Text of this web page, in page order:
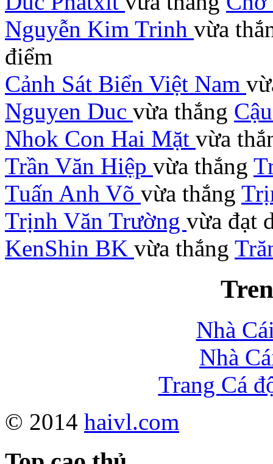
Nguyễn Kim Trinh vừa
điểm
Cảnh Sát Biển Việt Nam
Nguyen Duc vừa thắng
Nhok Con Hai Mặt vừa
Trần Văn Hiệp vừa thắng
Tuấn Anh Võ vừa thắng
Trịnh Văn Trường vừa đạt
KenShin BK vừa thắng
Nhà
Nhà
Trang Cá
© 2014 haivl.com